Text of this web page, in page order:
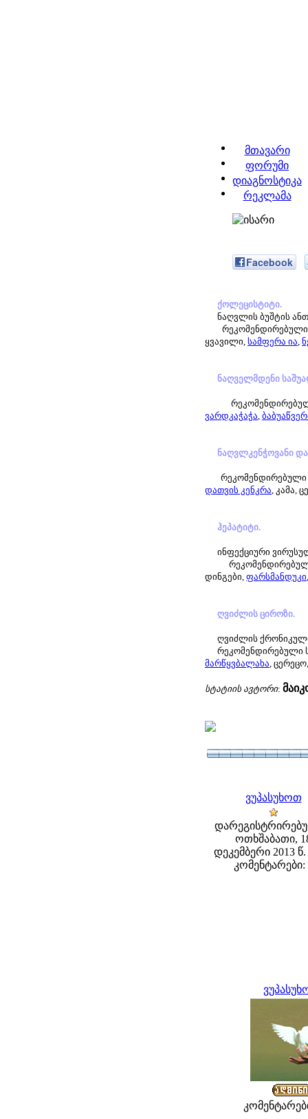
მთავარი
ფორუმი
დიაგნოსტიკა
რეკლამა
Facebook
ქოლეცისტიტი.
ნაღვლის ბუშტის
რეკომენდირებული
ყვავილი, სამფერა ია,
ნაღველმდენი
ვარდკაჭაჭა,
ნაღვლკენჭოვანი
დათვის კენკრა, კამა,
ჰეპატიტი.
ინფექციური
დინგები, ფარსმანდუკი
ღვიძლის ციროზი.
ღვიძლის
რეკომენდირებული
მარწყვბალახა,
სტატიის ავტორი:
ვუპასუხოთ
ოთხშაბათი,
დეკემბერი 2013 წ.
კომენტარები: